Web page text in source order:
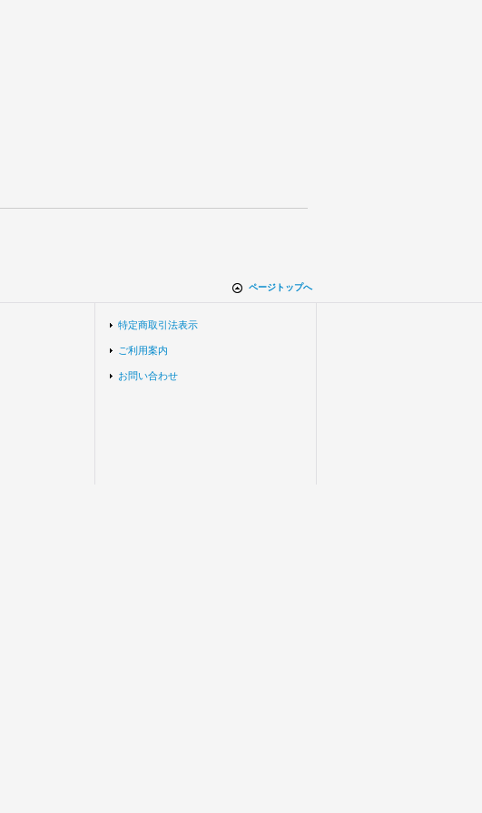
ページトップへ
特定商取引法表示
ご利用案内
お問い合わせ